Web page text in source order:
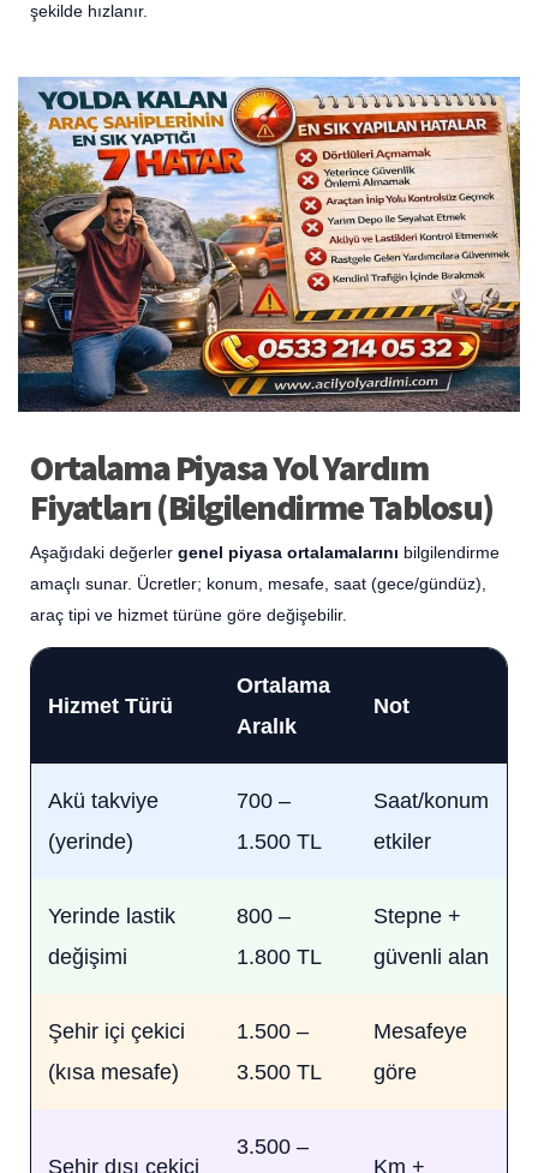
şekilde hızlanır.
Ortalama Piyasa Yol Yardım
Fiyatları (Bilgilendirme Tablosu)
Aşağıdaki değerler genel piyasa ortalamalarını bilgilendirme
amaçlı sunar. Ücretler; konum, mesafe, saat (gece/gündüz),
araç tipi ve hizmet türüne göre değişebilir.
Hizmet Türü
Ortalama
Aralık
Not
Akü takviye
(yerinde)
700 –
1.500 TL
Saat/konum
etkiler
Yerinde lastik
değişimi
800 –
1.800 TL
Stepne +
güvenli alan
Şehir içi çekici
(kısa mesafe)
1.500 –
3.500 TL
Mesafeye
göre
Şehir dışı çekici
3.500 –
Km +